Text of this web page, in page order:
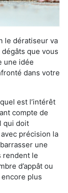
le dératiseur va
que vous
une idée
dans votre
est l’intérêt
compte de
qui doit
précision la
une
rendent le
d’appât ou
encore plus